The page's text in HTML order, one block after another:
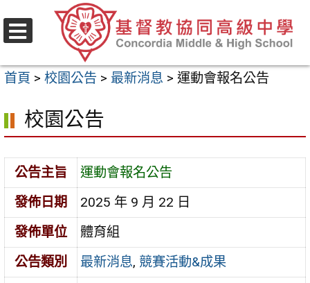
至
要
容
首頁 > 校園公告 > 最新消息 > 運動會報名公告
校園公告
公告主旨
運動會報名公告
發佈日期
2025 年 9 月 22 日
發佈單位
體育組
公告類別
最新消息, 競賽活動&成果
選
單